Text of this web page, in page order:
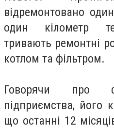
відремонтовано
один кілометр
тривають ремонтні
котлом та фільтром.
Говорячи про
підприємства, його
що останні 12